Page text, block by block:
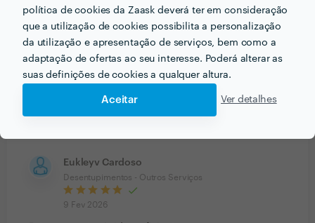
política de cookies da Zaask deverá ter em consideração
que a utilização de cookies possibilita a personalização
da utilização e apresentação de serviços, bem como a
adaptação de ofertas ao seu interesse. Poderá alterar as
suas definições de cookies a qualquer altura.
Aceitar Ver detalhes
24 Fev 2026
Emmanuel Torres
Desentupimento de Sanita
16 Fev 2026
Eukleyv Cardoso
Desentupimentos - Outros Serviços
9 Fev 2026